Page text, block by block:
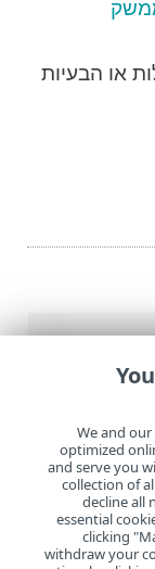
או הבעיות
We and
optimized
and serve you
collection of
decline all
essential
clicking
withdraw your